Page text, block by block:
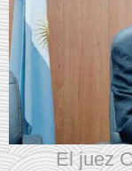
El juez